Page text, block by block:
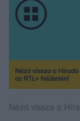
Nézd vissza a